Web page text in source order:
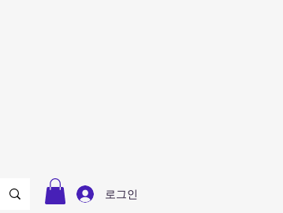
로그인